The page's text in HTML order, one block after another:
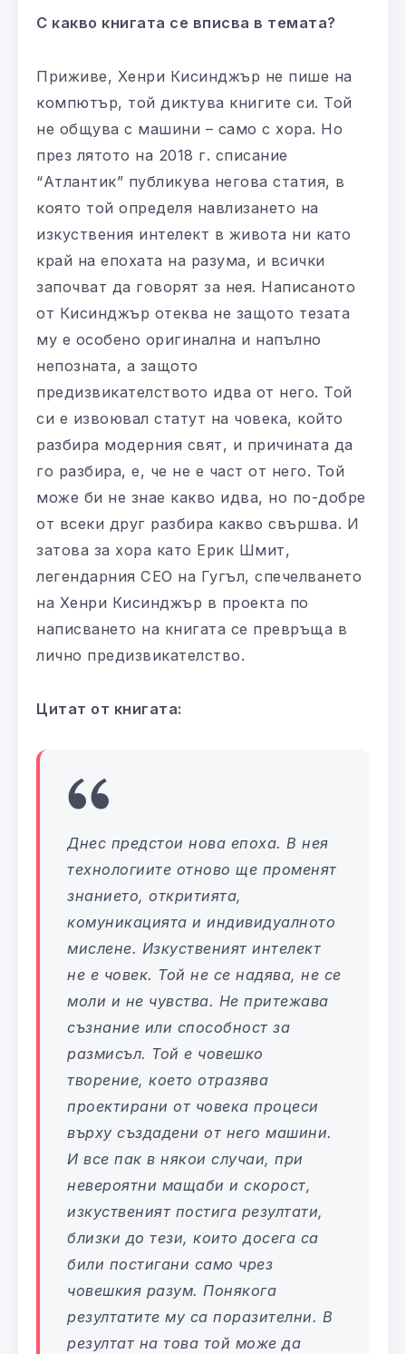
С какво книгата се вписва в темата?
Приживе, Хенри Кисинджър не пише на
компютър, той диктува книгите си. Той
не общува с машини – само с хора. Но
през лятото на 2018 г. списание
“Атлантик” публикува негова статия, в
която той определя навлизането на
изкуствения интелект в живота ни като
край на епохата на разума, и всички
започват да говорят за нея. Написаното
от Кисинджър отеква не защото тезата
му е особено оригинална и напълно
непозната, а защото
предизвикателството идва от него. Той
си е извоювал статут на човека, който
разбира модерния свят, и причината да
го разбира, е, че не е част от него. Той
може би не знае какво идва, но по-добре
от всеки друг разбира какво свършва. И
затова за хора като Ерик Шмит,
легендарния CEO на Гугъл, спечелването
на Хенри Кисинджър в проекта по
написването на книгата се превръща в
лично предизвикателство.
Цитат от книгата:
Днес предстои нова епоха. В нея
технологиите отново ще променят
знанието, откритията,
комуникацията и индивидуалното
мислене. Изкуственият интелект
не е човек. Той не се надява, не се
моли и не чувства. Не притежава
съзнание или способност за
размисъл. Той е човешко
творение, което отразява
проектирани от човека процеси
върху създадени от него машини.
И все пак в някои случаи, при
невероятни мащаби и скорост,
изкуственият постига резултати,
близки до тези, които досега са
били постигани само чрез
човешкия разум. Понякога
резултатите му са поразителни. В
резултат на това той може да